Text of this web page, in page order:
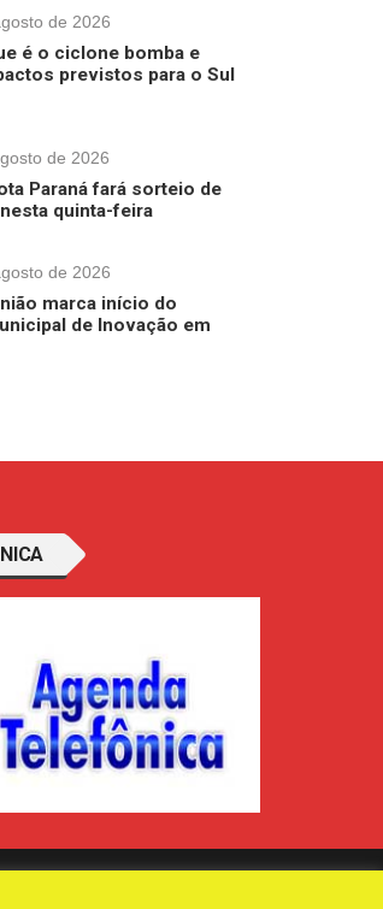
de 2026
é o ciclone bomba e
previstos para o Sul
de 2026
Paraná fará sorteio de
quinta-feira
de 2026
marca início do
de Inovação em